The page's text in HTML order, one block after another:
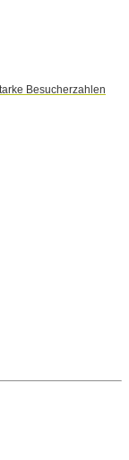
Besucherzahlen